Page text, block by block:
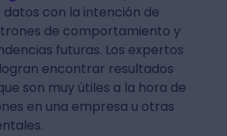
con la intención de
de comportamiento y
futuras. Los expertos
encontrar resultados
son muy útiles a la hora de
en una empresa u otras